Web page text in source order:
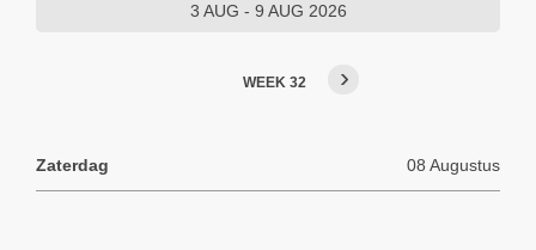
3 AUG - 9 AUG 2026
WEEK 32 ›